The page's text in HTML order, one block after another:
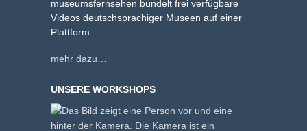
museumsfernsehen bündelt frei verfügbare
Videos deutschsprachiger Museen auf einer
Plattform.
mehr dazu…
UNSERE WORKSHOPS